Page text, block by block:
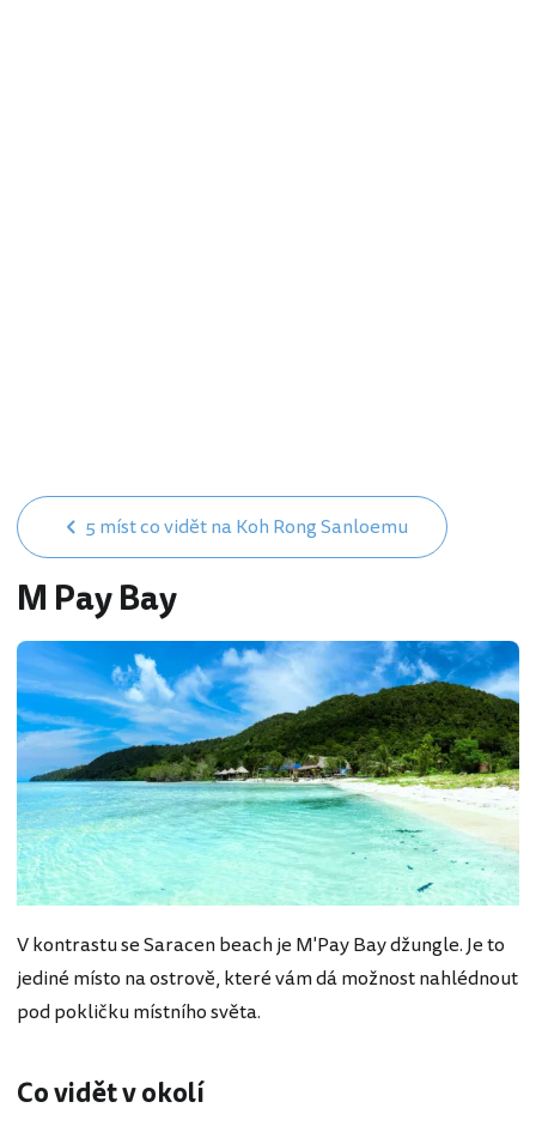
5 míst co vidět na Koh Rong Sanloemu
M Pay Bay
V kontrastu se Saracen beach je M'Pay Bay džungle. Je to
jediné místo na ostrově, které vám dá možnost nahlédnout
pod pokličku místního světa.
Co vidět v okolí